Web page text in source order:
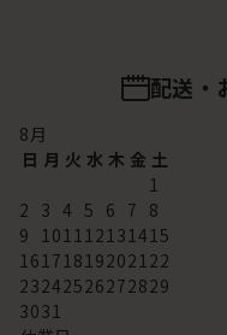
配送・
8月
日 月 火 水 木 金 土
1
2 3 4 5 6 7 8
9 101112131415
16171819202122
23242526272829
3031